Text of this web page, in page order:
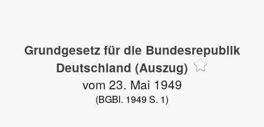
Grundgesetz für die Bundesrepublik
Deutschland (Auszug)
vom 23. Mai 1949
(BGBl. 1949 S. 1)